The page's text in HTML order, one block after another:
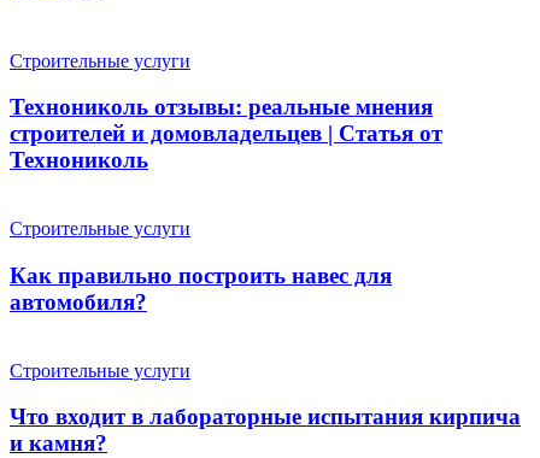
Строительные услуги
Технониколь отзывы: реальные мнения
строителей и домовладельцев | Статья от
Технониколь
Строительные услуги
Как правильно построить навес для
автомобиля?
Строительные услуги
Что входит в лабораторные испытания кирпича
и камня?